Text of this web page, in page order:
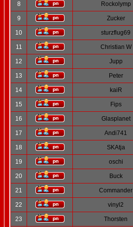
8 Rockolymp
9 Zucker
10 sturzflug69
11 Christian W
12 Jupp
13 Peter
14 kaiR
15 Fips
16 Glasplanet
17 Andi741
18 SKAtja
19 oschi
20 Buck
21 Commander
22 vinyl2
23 Thorsten